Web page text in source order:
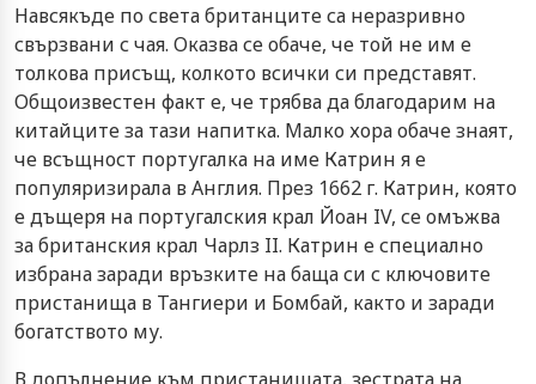
Навсякъде по света британците са неразривно
свързвани с чая. Оказва се обаче, че той не им е
толкова присъщ, колкото всички си представят.
Общоизвестен факт е, че трябва да благодарим на
китайците за тази напитка. Малко хора обаче знаят,
че всъщност португалка на име Катрин я е
популяризирала в Англия. През 1662 г. Катрин, която
е дъщеря на португалския крал Йоан IV, се омъжва
за британския крал Чарлз II. Катрин е специално
избрана заради връзките на баща си с ключовите
пристанища в Тангиери и Бомбай, както и заради
богатството му.